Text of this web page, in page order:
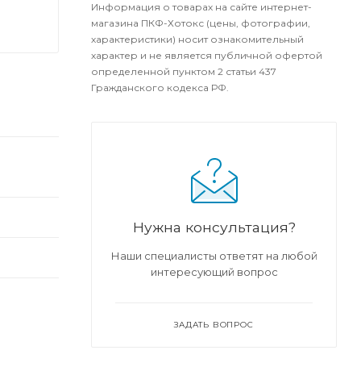
Информация о товарах на сайте интернет-
магазина ПКФ-Хотокс (цены, фотографии,
характеристики) носит ознакомительный
характер и не является публичной офертой
определенной пунктом 2 статьи 437
Гражданского кодекса РФ.
Нужна консультация?
Наши специалисты ответят на любой
интересующий вопрос
ЗАДАТЬ ВОПРОС